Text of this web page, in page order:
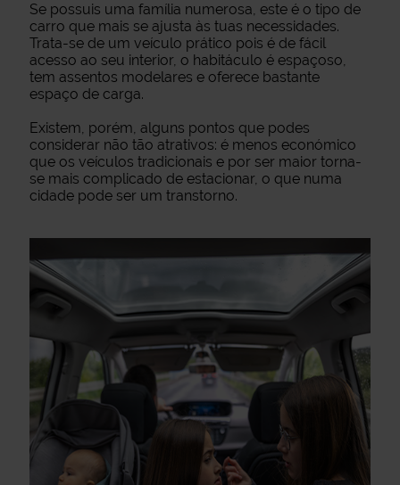
Se possuis uma família numerosa, este é o tipo de
carro que mais se ajusta às tuas necessidades.
Trata-se de um veículo prático pois é de fácil
acesso ao seu interior, o habitáculo é espaçoso,
tem assentos modelares e oferece bastante
espaço de carga.
Existem, porém, alguns pontos que podes
considerar não tão atrativos: é menos económico
que os veículos tradicionais e por ser maior torna-
se mais complicado de estacionar, o que numa
cidade pode ser um transtorno.